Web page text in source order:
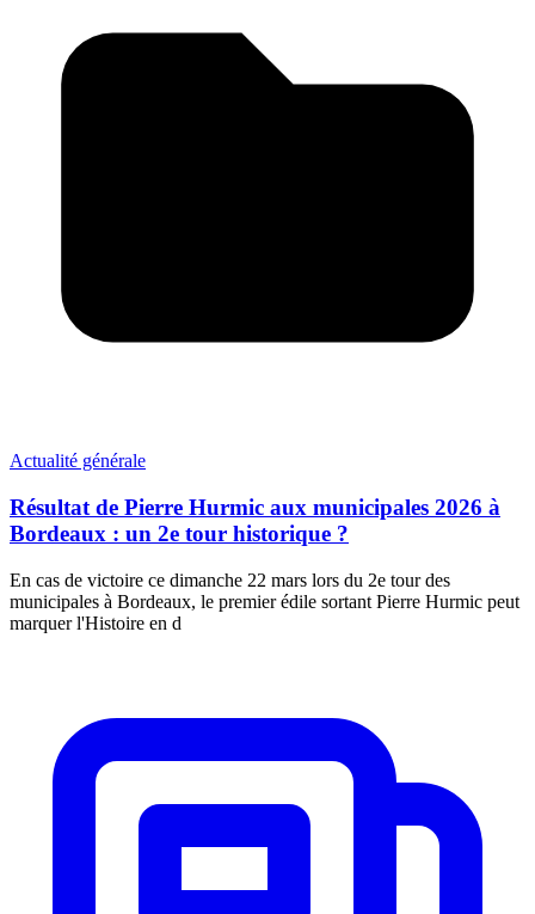
Actualité générale
Résultat de Pierre Hurmic aux municipales 2026 à
Bordeaux : un 2e tour historique ?
En cas de victoire ce dimanche 22 mars lors du 2e tour des
municipales à Bordeaux, le premier édile sortant Pierre Hurmic peut
marquer l'Histoire en d